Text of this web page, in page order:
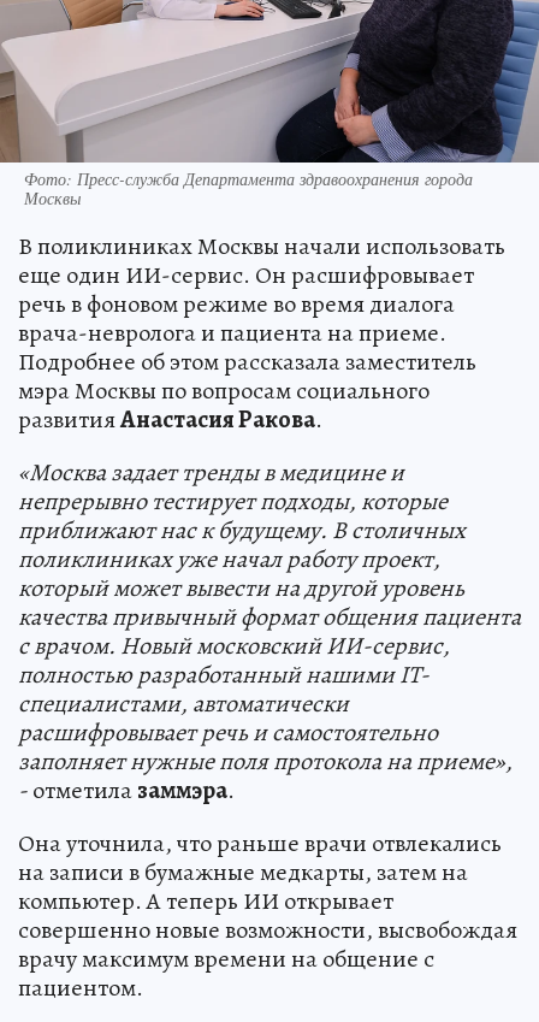
Фото: Пресс-служба Департамента здравоохранения города
Москвы
В поликлиниках Москвы начали использовать
еще один ИИ-сервис. Он расшифровывает
речь в фоновом режиме во время диалога
врача-невролога и пациента на приеме.
Подробнее об этом рассказала заместитель
мэра Москвы по вопросам социального
развитияАнастасия Ракова.
«Москва задает тренды в медицине и
непрерывно тестирует подходы, которые
приближают нас к будущему. В столичных
поликлиниках уже начал работу проект,
который может вывести на другой уровень
качества привычный формат общения пациента
с врачом. Новый московский ИИ-сервис,
полностью разработанный нашими IT-
специалистами, автоматически
расшифровывает речь и самостоятельно
заполняет нужные поля протокола на приеме»,
-отметилазаммэра.
Она уточнила, что раньше врачи отвлекались
на записи в бумажные медкарты, затем на
компьютер. А теперь ИИ открывает
совершенно новые возможности, высвобождая
врачу максимум времени на общение с
пациентом.